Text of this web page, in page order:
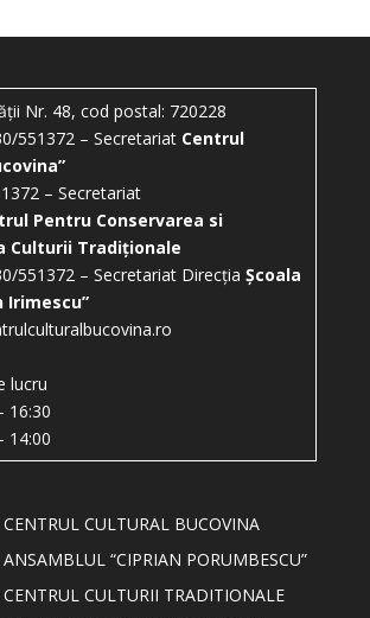
Nr. 48, cod postal: 720228
551372 – Secretariat Centrul
– Secretariat
Pentru Conservarea si
Culturii Tradiționale
551372 – Secretariat Direcția Școala
Irimescu”
lucru
16:30
CULTURAL BUCOVINA
“CIPRIAN PORUMBESCU”
CULTURII TRADITIONALE